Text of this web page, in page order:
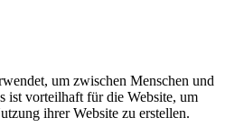
um zwischen Menschen und
ist vorteilhaft für die Website, um
ihrer Website zu erstellen.